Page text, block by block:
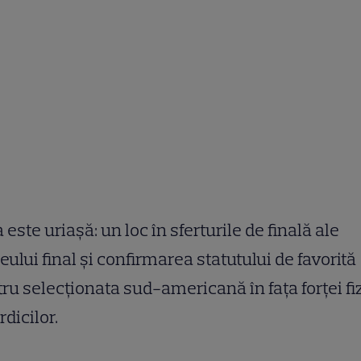
este uriașă: un loc în sferturile de finală ale
final și confirmarea statutului de favorită
selecționata sud-americană în fața forței